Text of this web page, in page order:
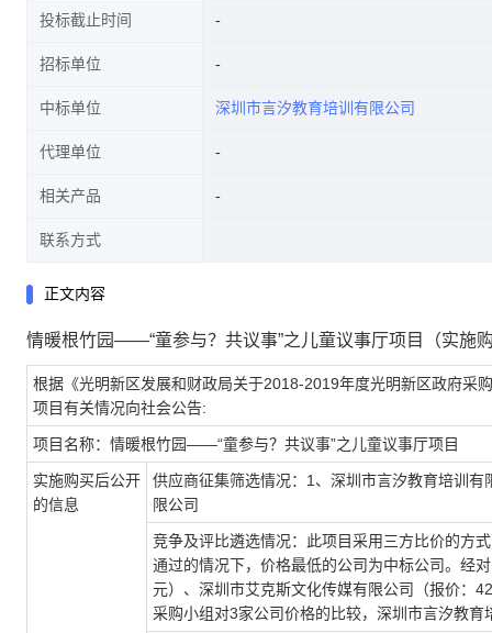
投标截止时间
招标单位
中标单位 深圳市言汐教育培训有限公司
代理单位
相关产品
联系方式
正文内容
情暖根竹园——“童参与？共议事”之儿童议事厅项目（实施
根据《光明新区发展和财政局关于2018-2019年度光明新区政府采
项目有关情况向社会公告:
项目名称： 情暖根竹园——“童参与？共议事”之儿童议事厅项目
实施购买后公开
的信息
供应商征集筛选情况： 1 、深圳市言汐教育培训有
限公司
竞争及评比遴选情况：此项目采用三方比价的方
通过的情况下，价格最低的公司为中标公司。经
元）、深圳市艾克斯文化传媒有限公司（报价：
采购小组对3家公司价格的比较，深圳市言汐教